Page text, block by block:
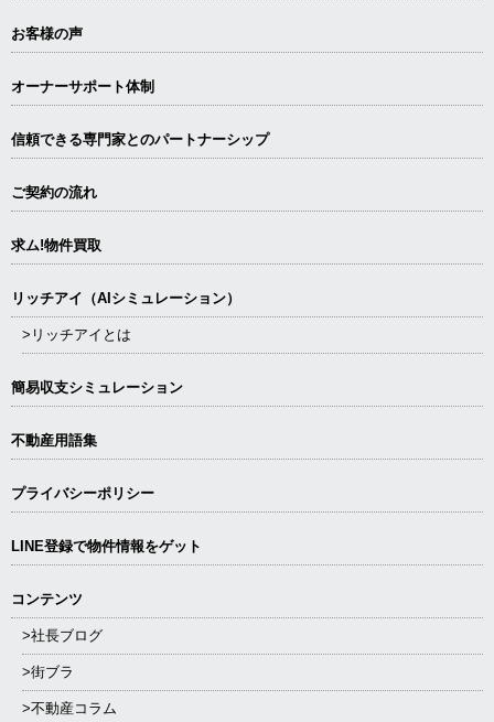
お客様の声
オーナーサポート体制
信頼できる専⾨家とのパートナーシップ
ご契約の流れ
求ム!物件買取
リッチアイ（AIシミュレーション）
>リッチアイとは
簡易収支シミュレーション
不動産用語集
プライバシーポリシー
LINE登録で物件情報をゲット
コンテンツ
>社長ブログ
>街ブラ
>不動産コラム